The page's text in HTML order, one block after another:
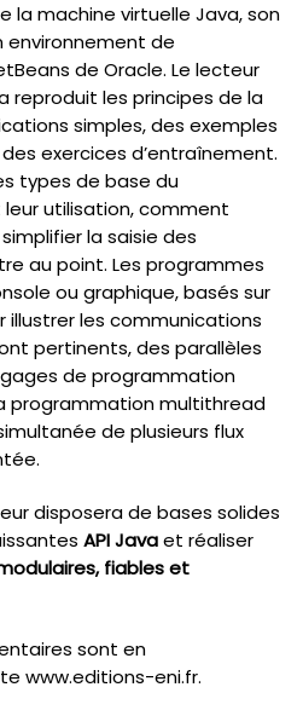
la machine virtuelle Java, son
environnement de
de Oracle. Le lecteur
reproduit les principes de la
simples, des exemples
exercices d’entraînement.
types de base du
utilisation, comment
la saisie des
au point. Les programmes
ou graphique, basés sur
illustrer les communications
pertinents, des parallèles
de programmation
programmation multithread
de plusieurs flux
disposera de bases solides
API Javaet réaliser
fiables et
sont en
www.editions-eni.fr.